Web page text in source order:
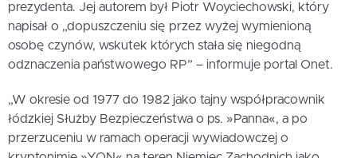
prezydenta. Jej autorem był Piotr Woyciechowski, który
napisał o „dopuszczeniu się przez wyżej wymienioną
osobę czynów, wskutek których stała się niegodną
odznaczenia państwowego RP” – informuje portal Onet.
„W okresie od 1977 do 1982 jako tajny współpracownik
łódzkiej Służby Bezpieczeństwa o ps. »Panna«, a po
przerzuceniu w ramach operacji wywiadowczej o